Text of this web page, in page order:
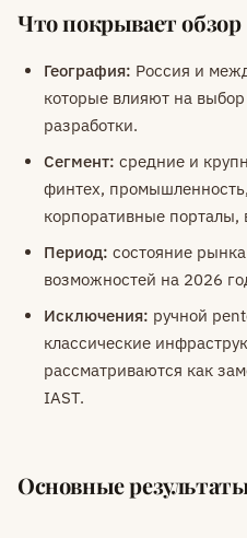
Что покрывает обзор
География: Россия и
которые влияют на
разработки.
Сегмент: средние и
финтех,
корпоративные
Период: состояние
возможностей на 2026
Исключения: ручной
классические
рассматриваются как
IAST.
Основные